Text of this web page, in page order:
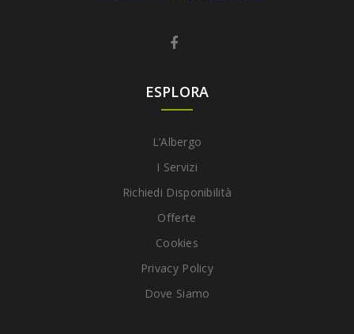
ESPLORA
L’Albergo
I Servizi
Richiedi Disponibilità
Offerte
Cookies
Privacy Policy
Dove Siamo